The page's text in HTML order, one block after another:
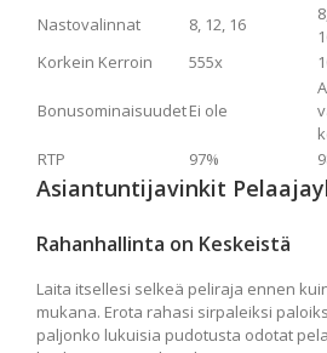
Nastovalinnat
8, 12, 16
Korkein Kerroin
555x
BonusominaisuudetEi ole
RTP
97%
Asiantuntijavinkit
Rahanhallinta on Keskeistä
Laita itsellesi selkeä peliraja ennen
mukana. Erota rahasi sirpaleiksi
paljonko lukuisia pudotusta odotat